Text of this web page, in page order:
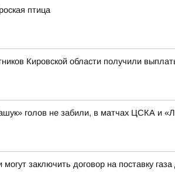
птица
Кировской области получили
голов не забили, в матчах ЦСКА и
могут заключить договор на поставку